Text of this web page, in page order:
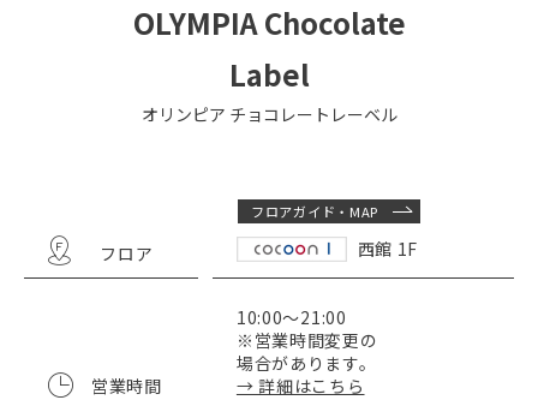
OLYMPIA Chocolate
Label
オリンピア チョコレートレーベル
フロア
フロアガイド・MAP
西館 1F
営業時間
10:00～21:00
※営業時間変更の
場合があります。
→ 詳細はこちら